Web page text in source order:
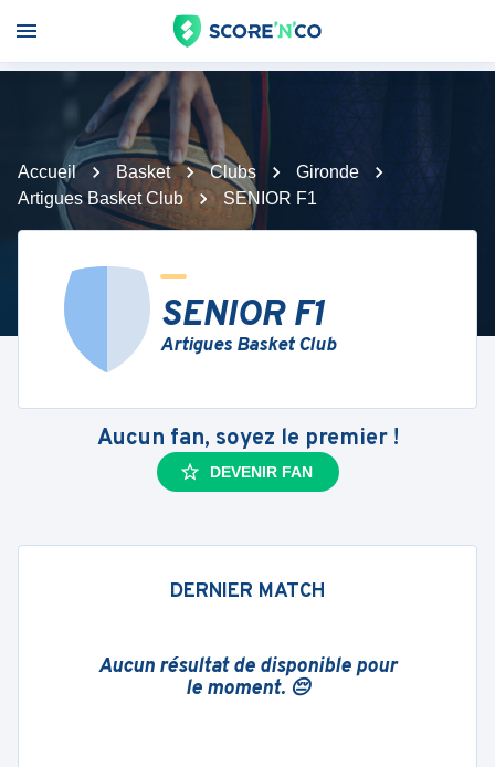
Accueil Basket Clubs
Gironde
Artigues Basket Club
SENIOR F1
SENIOR F1
Artigues Basket Club
Aucun fan, soyez le premier !
DEVENIR FAN
DERNIER MATCH
Aucun résultat de disponible pour
le moment. 😔